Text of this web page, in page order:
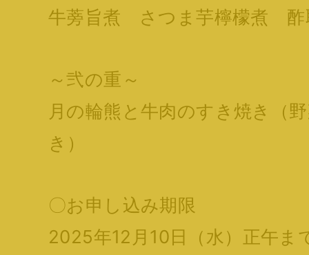
牛蒡旨煮 さつま芋檸檬煮 酢
～弐の重～
月の輪熊と牛肉のすき焼き（
き）
〇お申し込み期限
2025年12月10日（水）正午ま